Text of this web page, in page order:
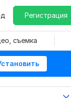
Регистрация
съемка